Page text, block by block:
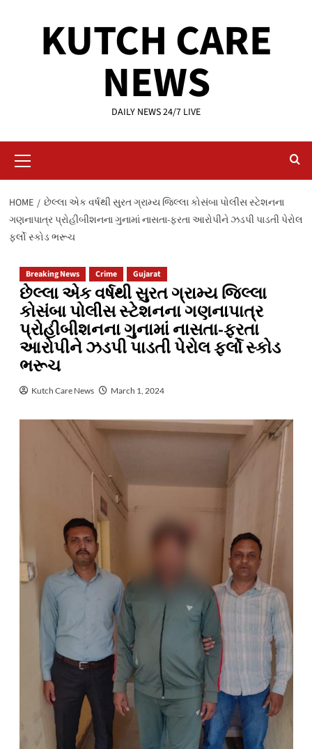
KUTCH CARE
NEWS
DAILY NEWS 24/7 LIVE
Menu
HOME
છેલ્લા એક વર્ષથી સુરત ગ્રામ્ય જિલ્લા કોસંબા પોલીસ સ્ટેશનના
ગણનાપાત્ર પ્રોહીબીશનના ગુનામાં નાસતા-ફરતા આરોપીને ઝડપી પાડતી પેરોલ
ફર્લો સ્કોડ ભરૂચ
Breaking News Crime Gujarat
છેલ્લા એક વર્ષથી સુરત ગ્રામ્ય જિલ્લા
કોસંબા પોલીસ સ્ટેશનના ગણનાપાત્ર
પ્રોહીબીશનના ગુનામાં નાસતા-ફરતા
આરોપીને ઝડપી પાડતી પેરોલ ફર્લો સ્કોડ
ભરૂચ
Kutch Care News March 1, 2024